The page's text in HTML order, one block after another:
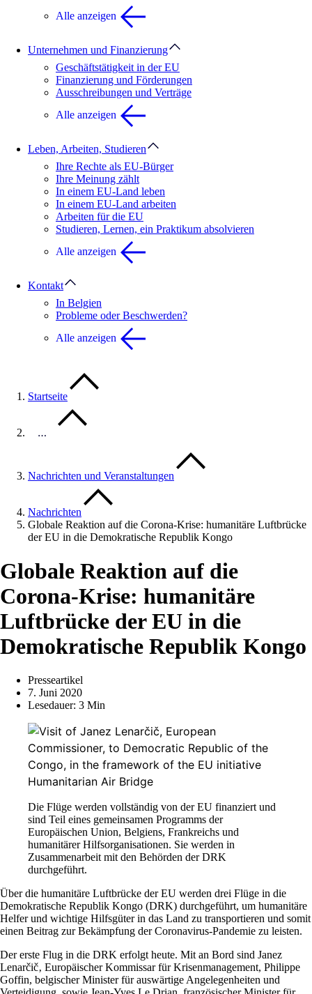
Alle anzeigen
Unternehmen und Finanzierung
Geschäftstätigkeit in der EU
Finanzierung und Förderungen
Ausschreibungen und Verträge
Alle anzeigen
Leben, Arbeiten, Studieren
Ihre Rechte als EU-Bürger
Ihre Meinung zählt
In einem EU-Land leben
In einem EU-Land arbeiten
Arbeiten für die EU
Studieren, Lernen, ein Praktikum absolvieren
Alle anzeigen
Kontakt
In Belgien
Probleme oder Beschwerden?
Alle anzeigen
Startseite
…
Nachrichten und Veranstaltungen
Nachrichten
Globale Reaktion auf die Corona-Krise: humanitäre Luftbrücke
der EU in die Demokratische Republik Kongo
Globale Reaktion auf die
Corona-Krise: humanitäre
Luftbrücke der EU in die
Demokratische Republik Kongo
Presseartikel
7. Juni 2020
Lesedauer: 3 Min
Die Flüge werden vollständig von der EU finanziert und
sind Teil eines gemeinsamen Programms der
Europäischen Union, Belgiens, Frankreichs und
humanitärer Hilfsorganisationen. Sie werden in
Zusammenarbeit mit den Behörden der DRK
durchgeführt.
Über die humanitäre Luftbrücke der EU werden drei Flüge in die
Demokratische Republik Kongo (DRK) durchgeführt, um humanitäre
Helfer und wichtige Hilfsgüter in das Land zu transportieren und somit
einen Beitrag zur Bekämpfung der Coronavirus-Pandemie zu leisten.
Der erste Flug in die DRK erfolgt heute. Mit an Bord sind Janez
Lenarčič‚ Europäischer Kommissar für Krisenmanagement, Philippe
Goffin, belgischer Minister für auswärtige Angelegenheiten und